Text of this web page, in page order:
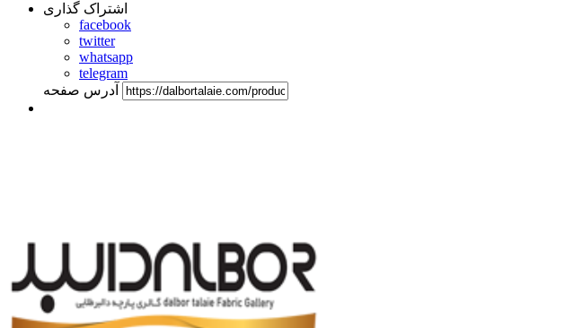
اشتراک گذاری
facebook
twitter
whatsapp
telegram
آدرس صفحه